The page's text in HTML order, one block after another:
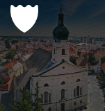
Ugrás
tartalomhoz